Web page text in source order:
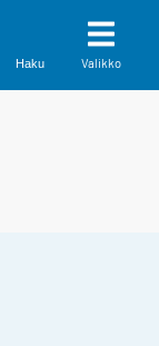
Haku Valikko